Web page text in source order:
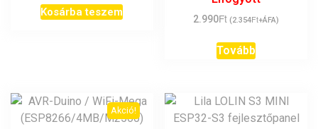
Kosárba teszem
2.990Ft (2.354Ft+ÁFA)
Tovább
Akció!